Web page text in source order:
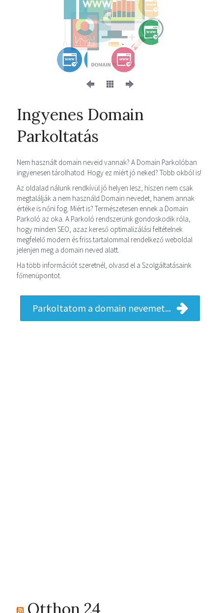
Ingyenes Domain
Parkoltatás
Nem használt domain neveid vannak? A Domain Parkolóban
ingyenesen tárolhatod. Hogy ez miért jó neked? Több okból is!
Az oldalad nálunk rendkívül jó helyen lesz, hiszen nem csak
megtalálják a nem használd Domain nevedet, hanem annak
értéke is nőni fog. Miért is? Természetesen ennek a Domain
Parkoló az oka. A Parkoló rendszerünk gondoskodik róla,
hogy minden SEO, azaz kereső optimalizálási feltételnek
megfelelő modern és friss tartalommal rendelkező weboldal
jelenjen meg a domain neved alatt.
Ha több információt szeretnél, olvasd el a Szolgáltatásaink
főmenüpontot.
Parkoltatom a domain nevemet...